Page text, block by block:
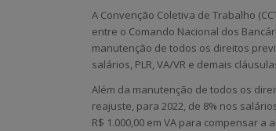
A Convenção Coletiva de Trabalho
entre o Comando Nacional dos
manutenção de todos os direitos
salários, PLR, VA/VR e demais
Além da manutenção de todos os
reajuste, para 2022, de 8% nos
R$ 1.000,00 em VA para compensar